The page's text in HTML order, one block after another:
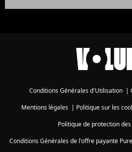
Conditions Générales d'Utilisation |
Mentions légales| Politique sur les
Politique de protection
Conditions Générales de l'offre payante